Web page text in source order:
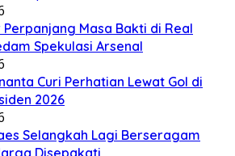
Masa Bakti di Real
Spekulasi Arsenal
Curi Perhatian Lewat Gol di
2026
Selangkah Lagi Berseragam
Disepakati